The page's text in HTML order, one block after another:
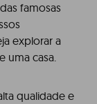
famosas
explorar a
uma casa.
qualidade e